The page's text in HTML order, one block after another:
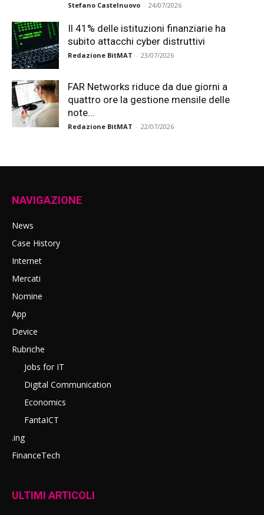
Stefano Castelnuovo - 24/07/2026
Il 41% delle istituzioni finanziarie ha
subito attacchi cyber distruttivi
Redazione BitMAT - 23/07/2026
FAR Networks riduce da due giorni a
quattro ore la gestione mensile delle
note...
Redazione BitMAT - 22/07/2026
NAVIGAZIONE
News
Case History
Internet
Mercati
Nomine
App
Device
Rubriche
Jobs for IT
Digital Communication
Economics
FantaICT
.ing
FinanceTech
ULTIMI ARTICOLI